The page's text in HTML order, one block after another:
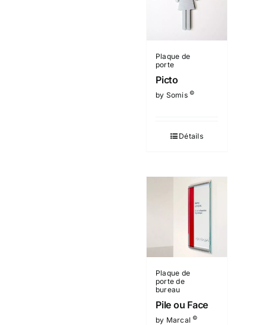
Plaque de
porte
Picto
by Somis©
Détails
Plaque de
porte de
bureau
Pile ou Face
by Marcal©